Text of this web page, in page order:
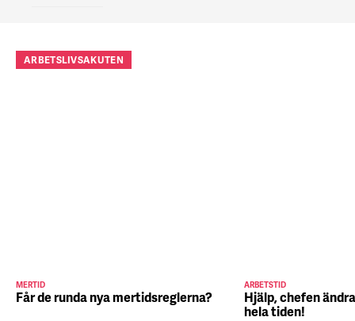
ARBETSLIVSAKUTEN
MERTID
Får de runda nya mertidsreglerna?
ARBETSTID
Hjälp, chefen
hela tiden!